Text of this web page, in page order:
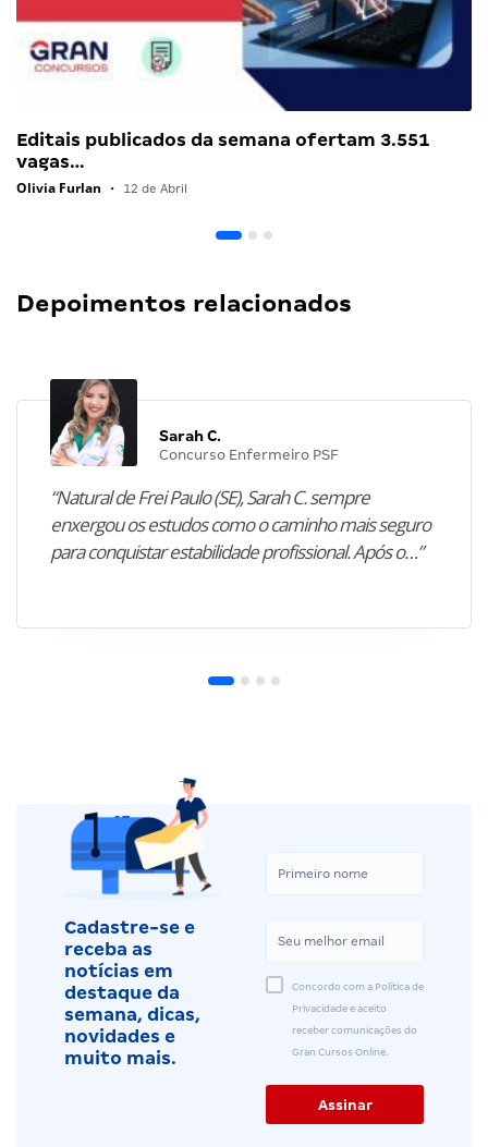
Editais publicados da semana ofertam 3.551
vagas…
Olivia Furlan • 12 de Abril
Depoimentos relacionados
Sarah C.
Concurso Enfermeiro PSF
“Natural de Frei Paulo (SE), Sarah C. sempre
enxergou os estudos como o caminho mais seguro
para conquistar estabilidade profissional. Após o…”
Cadastre-se e
receba as
notícias em
destaque da
semana, dicas,
novidades e
muito mais.
Concordo com a Política de
Privacidade e aceito
receber comunicações do
Gran Cursos Online.